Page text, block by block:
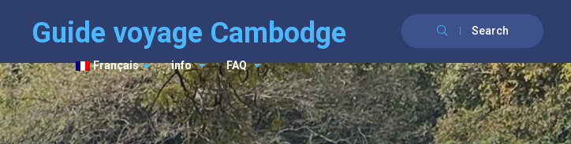
Guide voyage Cambodge Search
Français info FAQ
English(Anglais